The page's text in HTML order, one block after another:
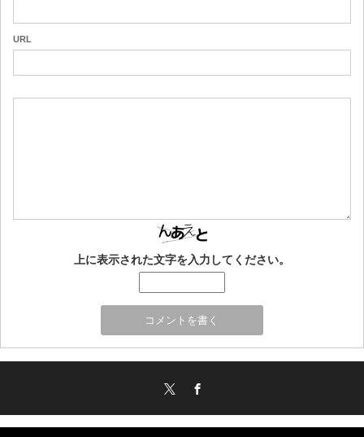
URL
上に表示された文字を入力してください。